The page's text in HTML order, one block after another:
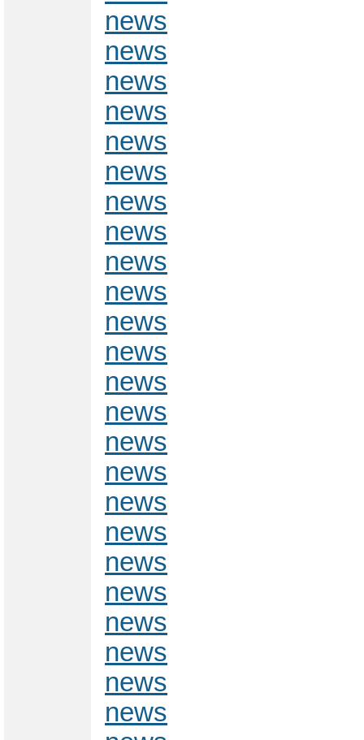
news
news
news
news
news
news
news
news
news
news
news
news
news
news
news
news
news
news
news
news
news
news
news
news